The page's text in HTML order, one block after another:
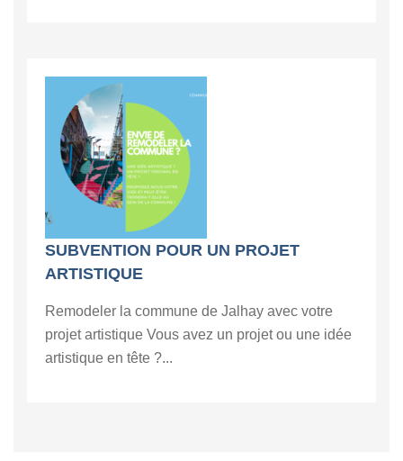
SUBVENTION POUR UN PROJET
ARTISTIQUE
Remodeler la commune de Jalhay avec votre
projet artistique Vous avez un projet ou une idée
artistique en tête ?...